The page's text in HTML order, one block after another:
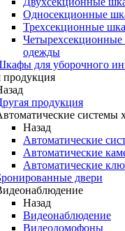
Односекционные
Трехсекционные
одежды
для уборочного
продукция
продукция
системы
Назад
Автоматические
Автоматические
Автоматические
двери
Назад
Видеонаблюдение
Видеодомофоны